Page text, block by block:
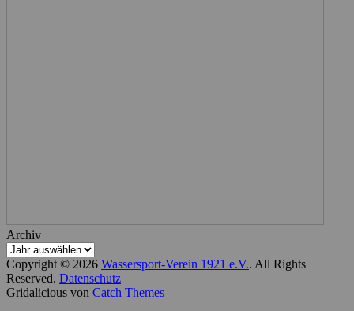
Archiv
Copyright © 2026 Wassersport-Verein 1921 e.V.. All Rights
Reserved. Datenschutz
Gridalicious von Catch Themes